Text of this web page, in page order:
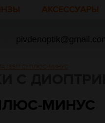
АКСЕССУАРЫ
18517 C1 ПЛЮС-МИНУС
ПЛЮС-МИНУС